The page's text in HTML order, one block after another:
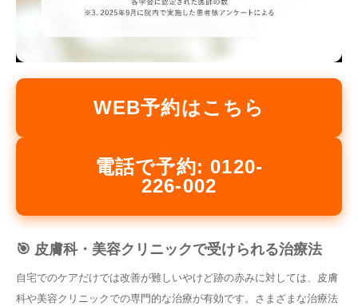
WEB予約はこちら
電話で予約: 0120-
226-002
🎯 皮膚科・美容クリニックで受けられる治療法
自宅でのケアだけでは改善が難しいやけど跡の赤みに対しては、皮膚
科や美容クリニックでの専門的な治療が有効です。さまざまな治療法